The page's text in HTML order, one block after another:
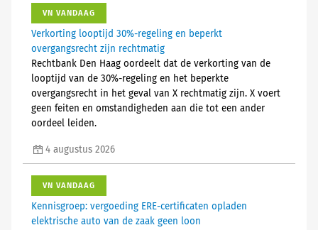
VN VANDAAG
Verkorting looptijd 30%-regeling en beperkt
overgangsrecht zijn rechtmatig
Rechtbank Den Haag oordeelt dat de verkorting van de
looptijd van de 30%-regeling en het beperkte
overgangsrecht in het geval van X rechtmatig zijn. X voert
geen feiten en omstandigheden aan die tot een ander
oordeel leiden.
4 augustus 2026
VN VANDAAG
Kennisgroep: vergoeding ERE-certificaten opladen
elektrische auto van de zaak geen loon